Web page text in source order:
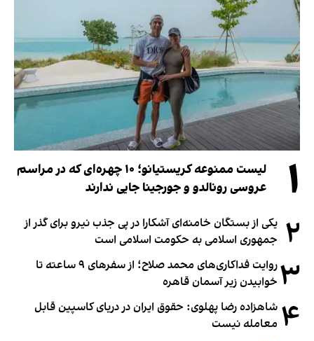
۱
لیست ممنوعه کریستیانو؛ ۱۰ چهره‌ای که در مراسم
عروسی رونالدو و جورجینا جایی ندارند
۲ یکی از بستگان خامنه‌ای آشکارا در پی جذب نیرو برای گذر از
جمهوری اسلامی به حکومت اسلامی است
۳
روایت فداکاری‌های محمد صلاح؛ از سفرهای ۹ ساعته تا
خوابیدن زیر آسمان قاهره
۴ شاهزاده رضا پهلوی: حقوق ایران در دریای کاسپین قابل
معامله نیست